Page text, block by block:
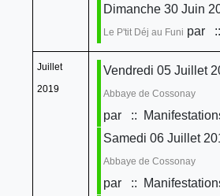
Dimanche 30 Juin
Le P'tit Déj au Funi par
Juillet
2019
Vendredi 05 Juillet
Abbaye de Cossonay
par
::
Samedi 06 Juillet
Abbaye de Cossonay
par
::